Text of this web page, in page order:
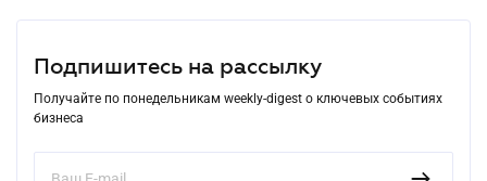
Подпишитесь на рассылку
Получайте по понедельникам weekly-digest о ключевых событиях
бизнеса